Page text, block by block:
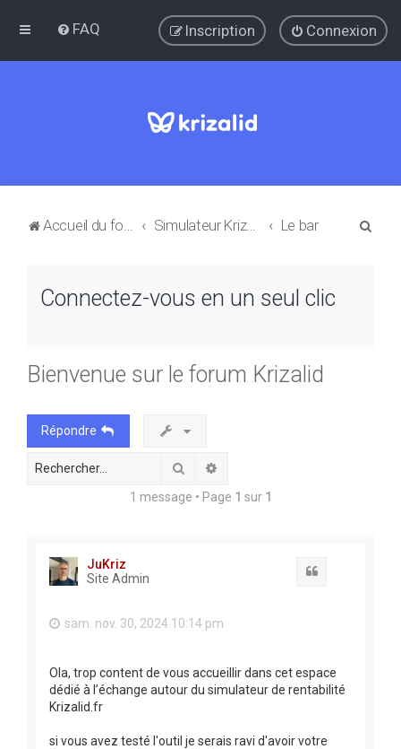
FAQ Connexion
Inscription
Accueil du forum Simulateur Krizalid: Questions et réponses Le bar
Connectez-vous en un seul clic
Bienvenue sur le forum Krizalid
Répondre
Rechercher
1 message • Page 1 sur 1
JuKriz
Site Admin
sam. nov. 30, 2024 10:14 pm
Ola, trop content de vous accueillir dans cet espace
dédié à l’échange autour du simulateur de rentabilité
Krizalid.fr
si vous avez testé l'outil je serais ravi d'avoir votre